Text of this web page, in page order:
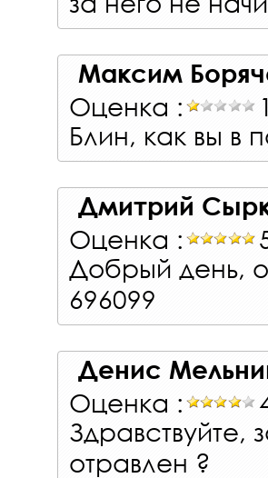
Максим
Оценка :
Блин, как вы в
Дмитрий
Оценка :
Добрый день,
696099
Денис
Оценка :
Здравствуйте,
отравлен ?